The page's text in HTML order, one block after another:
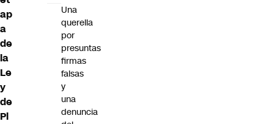
ap
a
de
la
Le
y
de
Pl
Una
querella
por
presuntas
firmas
falsas
y
una
denuncia